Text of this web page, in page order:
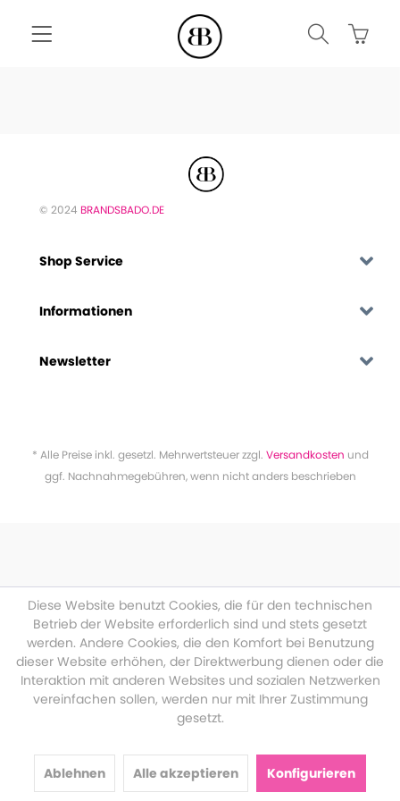
© 2024 BRANDSBADO.DE
Shop Service
Informationen
Newsletter
* Alle Preise inkl. gesetzl. Mehrwertsteuer zzgl. Versandkosten und
ggf. Nachnahmegebühren, wenn nicht anders beschrieben
Diese Website benutzt Cookies, die für den technischen
Betrieb der Website erforderlich sind und stets gesetzt
werden. Andere Cookies, die den Komfort bei Benutzung
dieser Website erhöhen, der Direktwerbung dienen oder die
Interaktion mit anderen Websites und sozialen Netzwerken
vereinfachen sollen, werden nur mit Ihrer Zustimmung
gesetzt.
Ablehnen Alle akzeptieren Konfigurieren